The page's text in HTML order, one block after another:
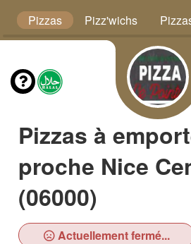
Pizzas Pizz'wichs
Pizzas à
proche Nice
(06000)
Actuellement fermé...